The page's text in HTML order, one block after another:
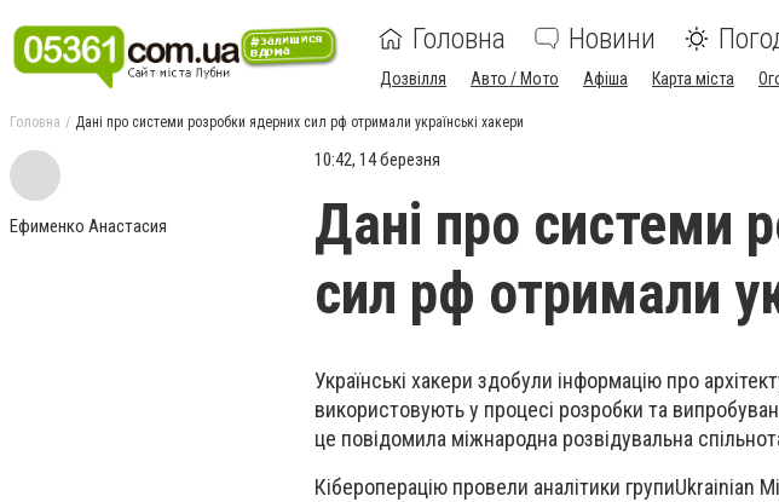
Головна Новини
Дозвілля Авто / Мото Афіша Карта міста
Головна Дані про системи розробки ядерних сил рф отримали українські хакери
Ефименко Анастасия
10:42, 14 березня
Дані про системи
сил рф отримали
Українські хакери здобули інформацію про
використовують у процесі розробки та
це повідомила міжнародна розвідувальна
Кібероперацію провели аналітики групиUkrainian